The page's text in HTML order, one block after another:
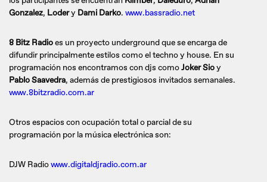
Gonzalez, Lodery Dami Darko. www.bassradio.net
8 Bitz Radioes un proyecto underground que se encarga de
difundir principalmente estilos como el techno y house. En su
programación nos encontramos con djs comoJoker Sioy
Pablo Saavedra, además de prestigiosos invitados semanales.
www.8bitzradio.com.ar
Otros espacios con ocupación total o parcial de su
programación por la música electrónica son:
DJW Radiowww.digitaldjradio.com.ar